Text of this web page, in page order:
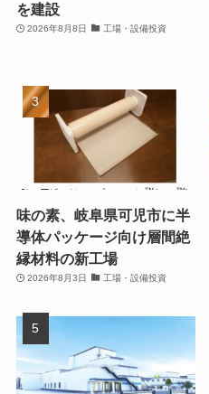
を建設
2026年8月8日 工場・設備投資
味の素、岐阜県可児市に半
導体パッケージ向け層間絶
縁材料の新工場
2026年8月3日 工場・設備投資